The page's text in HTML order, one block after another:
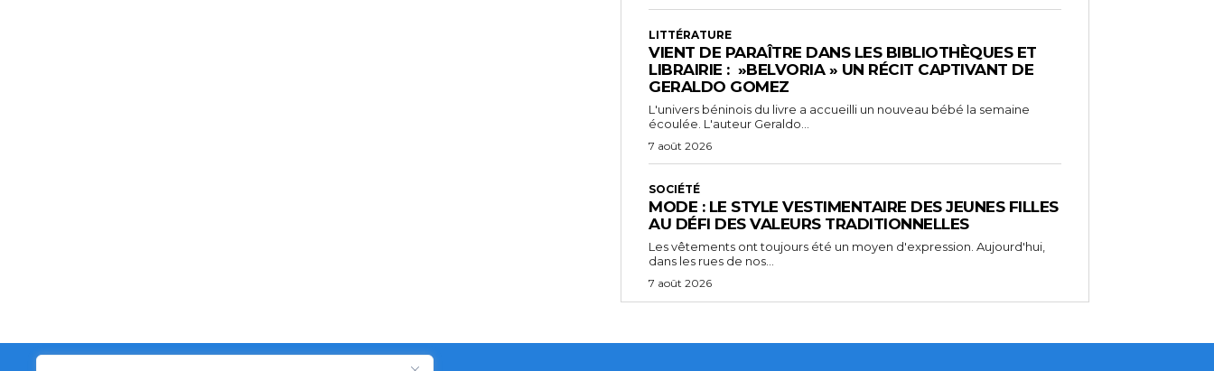
LITTÉRATURE
VIENT DE PARAÎTRE DANS LES BIBLIOTHÈQUES ET
LIBRAIRIE : »BELVORIA » UN RÉCIT CAPTIVANT DE
GERALDO GOMEZ
L'univers béninois du livre a accueilli un nouveau bébé la semaine
écoulée. L'auteur Geraldo...
7 août 2026
SOCIÉTÉ
MODE : LE STYLE VESTIMENTAIRE DES JEUNES FILLES
AU DÉFI DES VALEURS TRADITIONNELLES
Les vêtements ont toujours été un moyen d'expression. Aujourd'hui,
dans les rues de nos...
7 août 2026